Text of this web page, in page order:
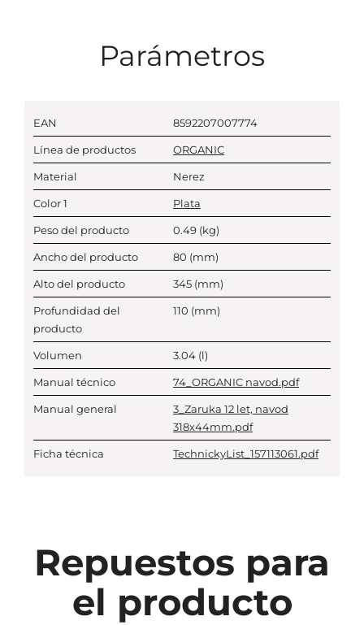
Parámetros
EAN 8592207007774
Línea de productos ORGANIC
Material Nerez
Color 1 Plata
Peso del producto 0.49 (kg)
Ancho del producto 80 (mm)
Alto del producto 345 (mm)
Profundidad del
producto
110 (mm)
Volumen 3.04 (l)
Manual técnico 74_ORGANIC navod.pdf
Manual general
3_Zaruka 12 let, navod
318x44mm.pdf
Ficha técnica TechnickyList_157113061.pdf
Repuestos para
el producto